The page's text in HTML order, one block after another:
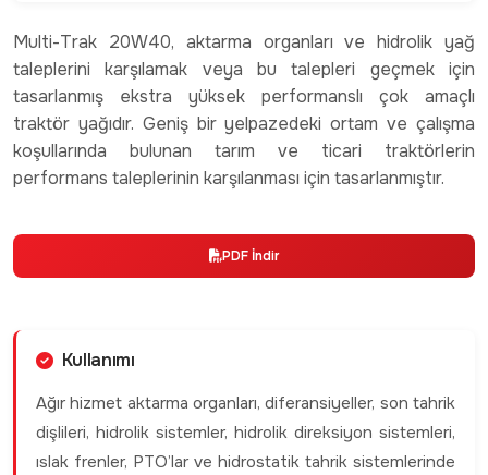
Multi-Trak 20W40, aktarma organları ve hidrolik yağ
taleplerini karşılamak veya bu talepleri geçmek için
tasarlanmış ekstra yüksek performanslı çok amaçlı
traktör yağıdır. Geniş bir yelpazedeki ortam ve çalışma
koşullarında bulunan tarım ve ticari traktörlerin
performans taleplerinin karşılanması için tasarlanmıştır.
PDF İndir
Kullanımı
Ağır hizmet aktarma organları, diferansiyeller, son tahrik
dişlileri, hidrolik sistemler, hidrolik direksiyon sistemleri,
ıslak frenler, PTO’lar ve hidrostatik tahrik sistemlerinde